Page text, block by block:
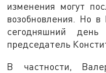
изменения могут
возобновления. Но
сегодняшний день
председатель
В частности,